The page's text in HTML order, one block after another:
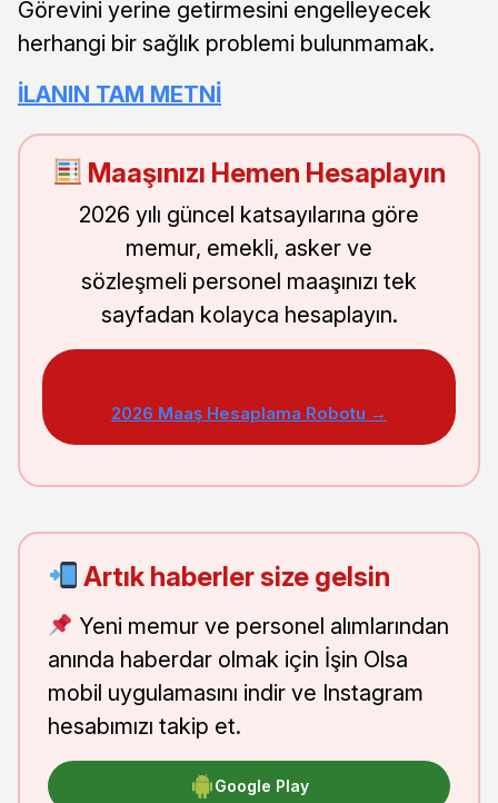
Görevini yerine getirmesini engelleyecek
herhangi bir sağlık problemi bulunmamak.
İLANIN TAM METNİ
Maaşınızı Hemen Hesaplayın
2026 yılı güncel katsayılarına göre
memur, emekli, asker ve
sözleşmeli personel maaşınızı tek
sayfadan kolayca hesaplayın.
2026 Maaş Hesaplama Robotu →
Artık haberler size gelsin
Yeni memur ve personel alımlarından
anında haberdar olmak için İşin Olsa
mobil uygulamasını indir ve Instagram
hesabımızı takip et.
Google Play